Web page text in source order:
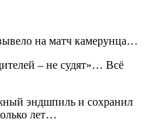
на матч камерунца…
– не судят»… Всё
эндшпиль и сохранил
лет…